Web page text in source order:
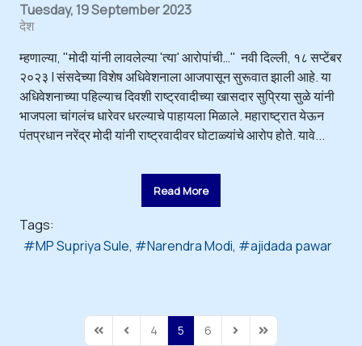
Tuesday, 19 September 2023
देश
म्हणाल्या, "मोदी यांनी लावलेल्या 'त्या' आरोपांची…" नवी दिल्ली, १८ सप्टेंबर
२०२३ | संसदेच्या विशेष अधिवेशनाला आजपासून सुरूवात झाली आहे. या
अधिवेशनाच्या पहिल्याच दिवशी राष्ट्रवादीच्या खासदार सुप्रिया सुळे यांनी
भाजपला चांगलंच धारेवर धरल्याचे पाहायला मिळाले. महाराष्ट्रात येऊन
पंतप्रधान नरेंद्र मोदी यांनी राष्ट्रवादीवर घोटाळ्यांचे आरोप होते. यावे...
Read More
Tags:
MP Supriya Sule
Narendra Modi ajidada pawar
First PagePrevious Page
4 5 6 Next PageLast Page